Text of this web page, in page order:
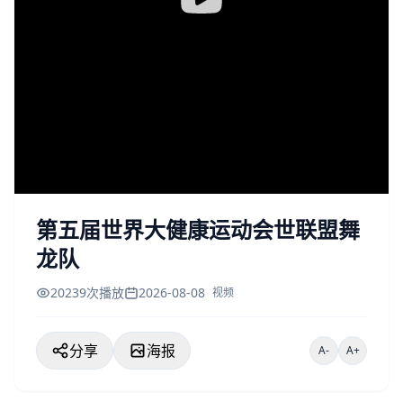
第五届世界大健康运动会世联盟舞
龙队
20239次播放 2026-08-08 视频
分享 海报 A- A+